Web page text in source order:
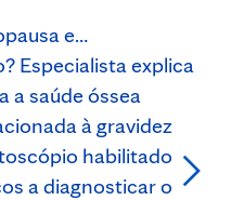
e…
Especialista explica
a saúde óssea
à gravidez
habilitado
a diagnosticar o